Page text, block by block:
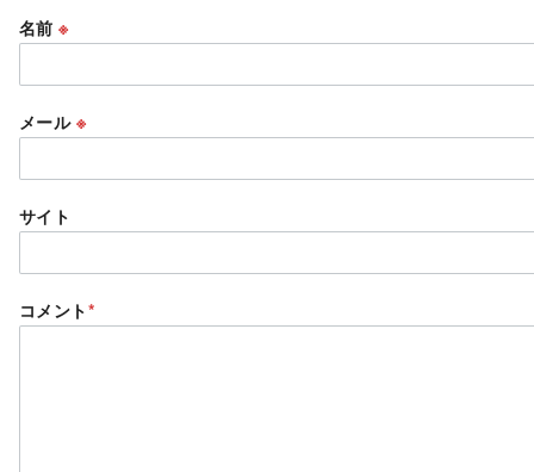
名前※
メール ※
サイト
コメント*